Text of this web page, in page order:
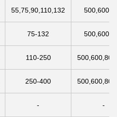
55,75,90,110,132
75-132
110-250
250-400
- -